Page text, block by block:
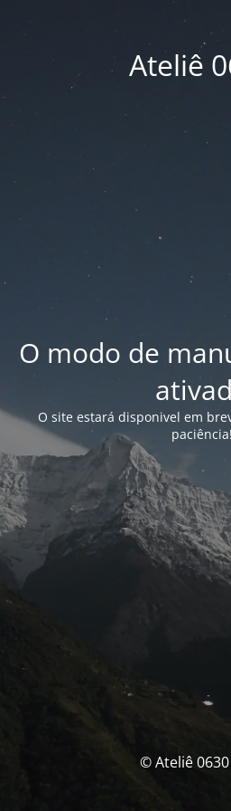
Ateliê
O modo de
O site estará disponivel em
paciência!
© Ateliê